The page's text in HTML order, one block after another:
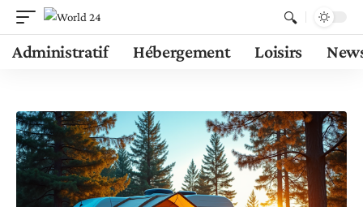
Administratif Hébergement Loisirs